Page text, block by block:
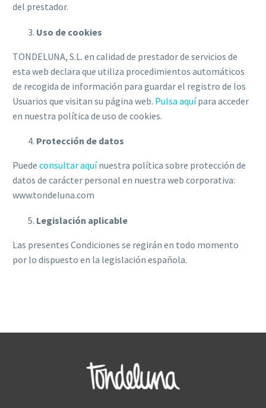
del prestador.
Uso de cookies
TONDELUNA, S.L. en calidad de prestador de servicios de
esta web declara que utiliza procedimientos automáticos
de recogida de información para guardar el registro de los
Usuarios que visitan su página web. Pulsa aquípara acceder
en nuestra política de uso de cookies.
Protección de datos
Puede consultar aquínuestra política sobre protección de
datos de carácter personal en nuestra web corporativa:
www.tondeluna.com
Legislación aplicable
Las presentes Condiciones se regirán en todo momento
por lo dispuesto en la legislación española.